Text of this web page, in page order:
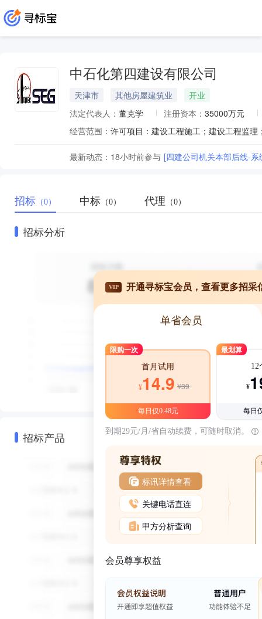
中石化第四建设有限公司
天津市 其他房屋建筑业
开业
法定代表人： 董克学 注册资本： 35000万元
经营范围：
最新动态： 18小时前参与 [四建公司机关本部后线-
招标 （0） 中标 （0） 代理 （0）
招标分析
招标产品
VIP 开通寻标宝会员，查看更多招采
单省会员
限购一次
首月试用
¥14.9 ¥39
每日仅0.48元
最划算
12
¥
每日
到期29元/月/省自动续费，可随时取消。
标讯详情查看
关键电话直连
甲方分析查询
会员尊享权益